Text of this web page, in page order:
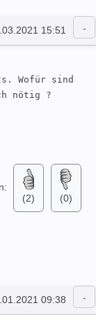
15:51
Wofür sind
nötig ?
(2)
(0)
09:38